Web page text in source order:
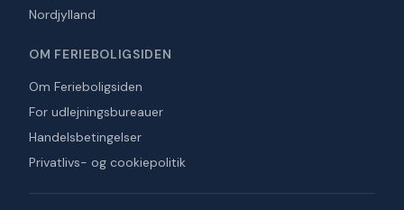
Nordjylland
OM FERIEBOLIGSIDEN
Om Ferieboligsiden
For udlejningsbureauer
Handelsbetingelser
Privatlivs- og cookiepolitik